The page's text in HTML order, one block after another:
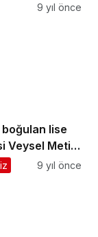
9 yıl önce
lise
Veysel Metin
uğurlandı
9 yıl önce